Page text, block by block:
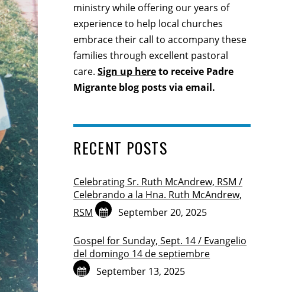
ministry while offering our years of
experience to help local churches
embrace their call to accompany these
families through excellent pastoral
care. Sign up hereto receive Padre
Migrante blog posts via email.
RECENT POSTS
Celebrating Sr. Ruth McAndrew, RSM /
Celebrando a la Hna. Ruth McAndrew,
RSM
September 20, 2025
Gospel for Sunday, Sept. 14 / Evangelio
del domingo 14 de septiembre
September 13, 2025